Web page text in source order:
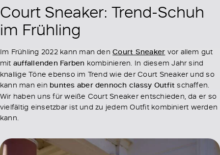
Court Sneaker: Trend-Schuh
im Frühling
Im Frühling 2022 kann man denCourt Sneaker vor allem gut
mit auffallenden Farben kombinieren. In diesem Jahr sind
knallige Töne ebenso im Trend wie der Court Sneaker und so
kann man ein buntes aber dennoch classy Outfit schaffen.
Wir haben uns für weiße Court Sneaker entschieden, da er so
vielfältig einsetzbar ist und zu jedem Outfit kombiniert werden
kann.